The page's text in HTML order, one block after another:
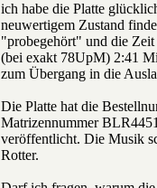
ich habe die Platte
neuwertigem Zustand
"probegehört" und die
(bei exakt 78UpM) 2:41
zum Übergang in die
Die Platte hat die
Matrizennummer
veröffentlicht. Die Musik
Rotter.